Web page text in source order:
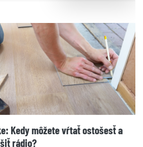
Kedy môžete vŕtať ostošesť a
rádio?